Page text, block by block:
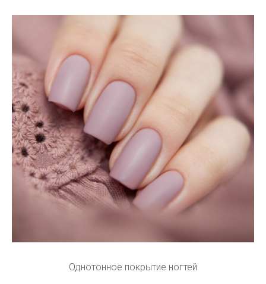
Однотонное покрытие ногтей